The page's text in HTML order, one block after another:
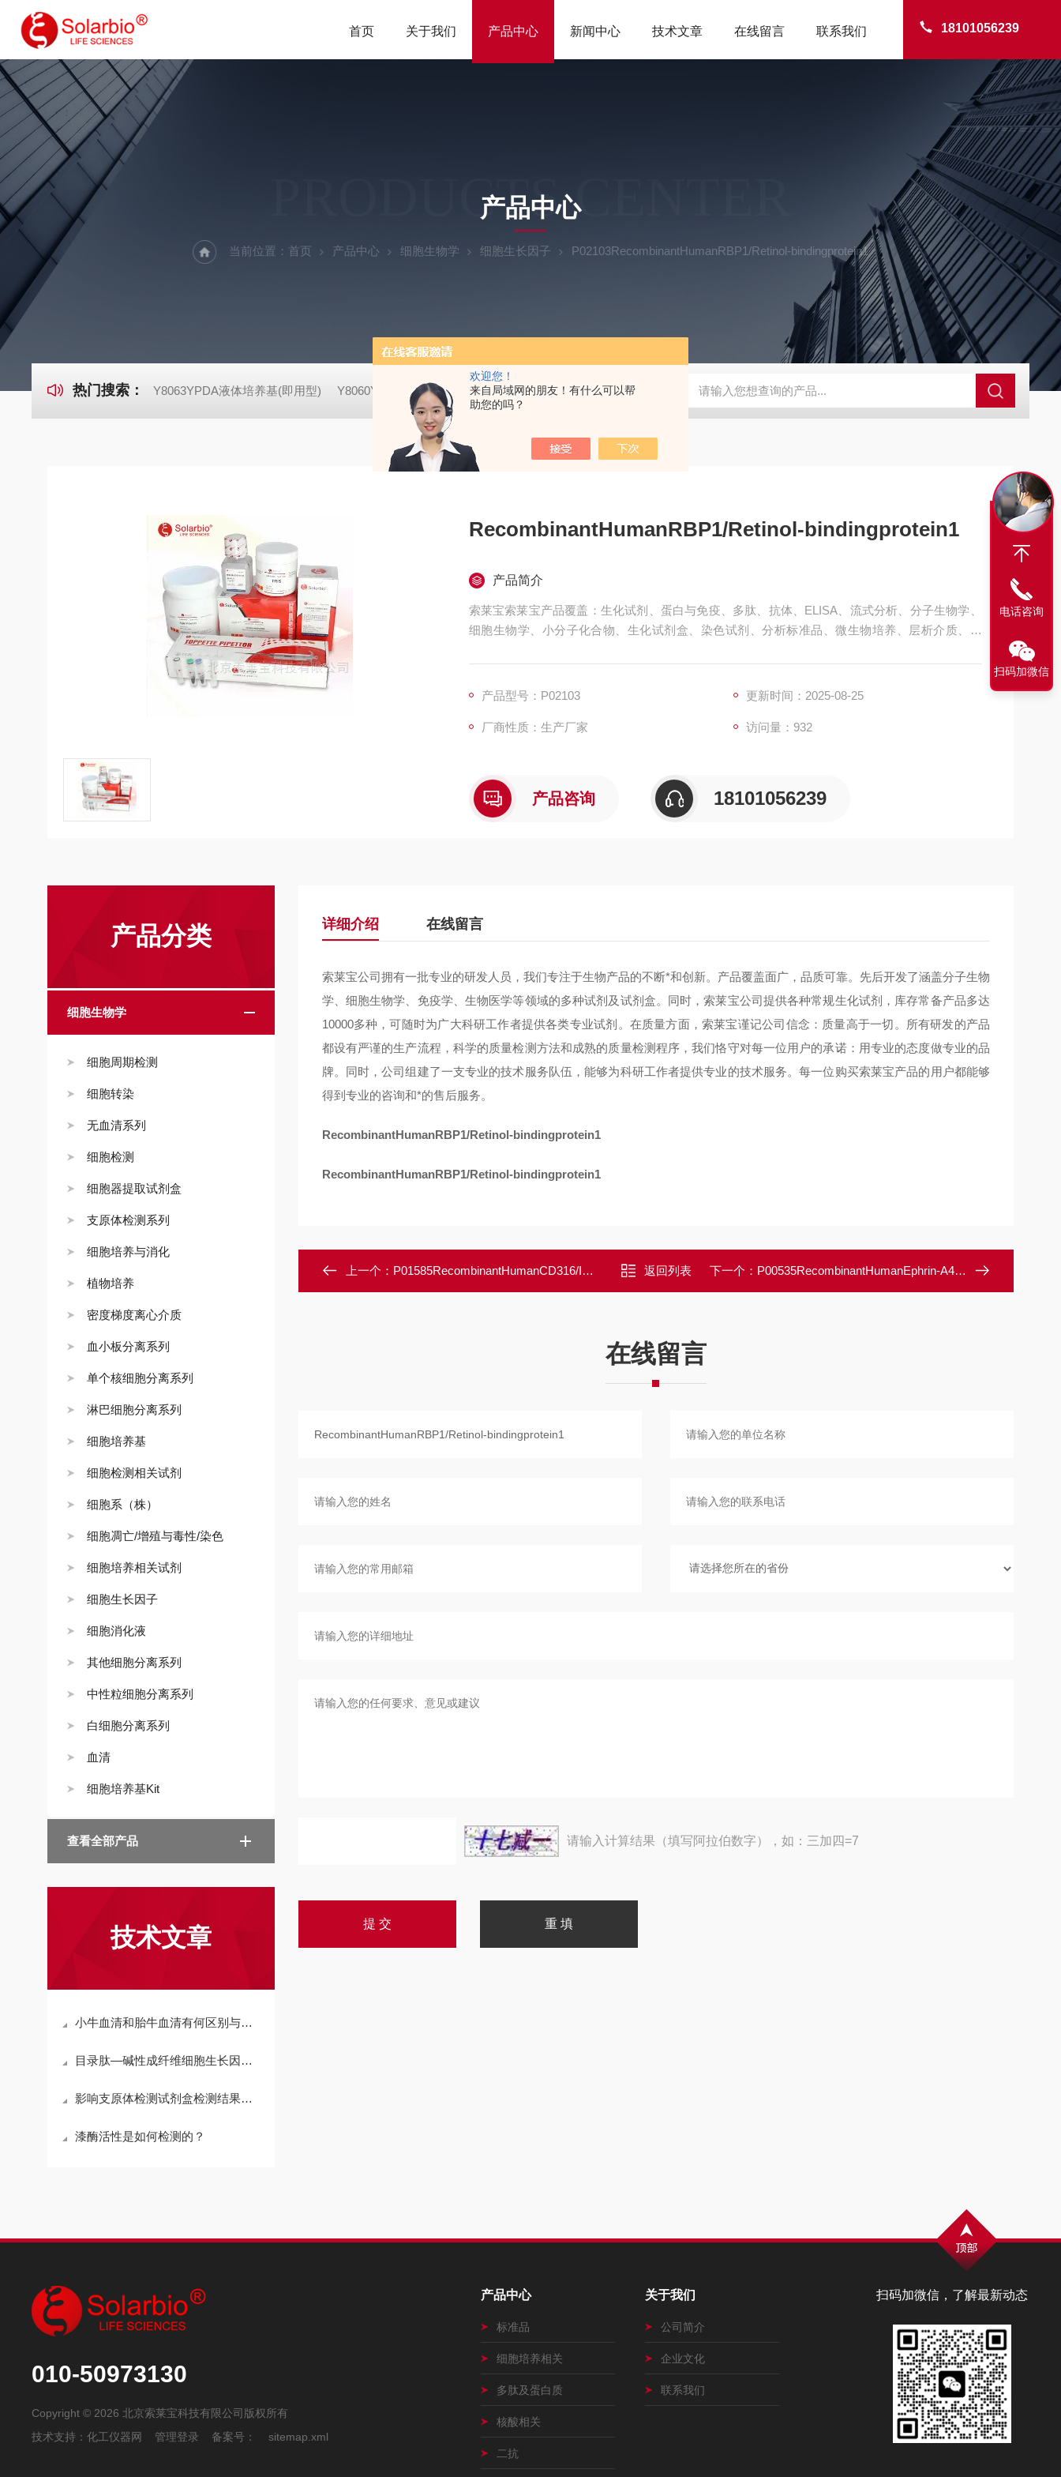
欢迎您！
来自局域网的朋友！有什么可以帮
助您的吗？
18101056239
首页 关于我们 产品中心 新闻中心 技术文章 在线留言 联系我们
PRODUCTS CENTER
产品中心
当前位置： 首页 产品中心 细胞生物学 细胞生长因子 P02103RecombinantHumanRBP1/Retinol-bindingprotein1
热门搜索： Y8063YPDA液体培养基(即用型) Y8060YPDA培养基 G1340Masson三色染色试剂盒 X8200二甲酚橙 63721-83-5 SALK0012SolarFluor680抗体标记试剂盒 G1064
RecombinantHumanRBP1/Retinol-bindingprotein1
产品简介
索莱宝索莱宝产品覆盖：生化试剂、蛋白与免疫、多肽、抗体、ELISA、流式分析、分子生物学、
细胞生物学、小分子化合物、生化试剂盒、染色试剂、分析标准品、微生物培养、层析介质、磁
产品型号：P02103 更新时间：2025-08-25
厂商性质：生产厂家 访问量：932
产品咨询 18101056239
产品分类
细胞生物学
细胞周期检测
细胞转染
无血清系列
细胞检测
细胞器提取试剂盒
支原体检测系列
细胞培养与消化
植物培养
密度梯度离心介质
血小板分离系列
单个核细胞分离系列
淋巴细胞分离系列
细胞培养基
细胞检测相关试剂
细胞系（株）
细胞凋亡/增殖与毒性/染色
细胞培养相关试剂
细胞生长因子
细胞消化液
其他细胞分离系列
中性粒细胞分离系列
白细胞分离系列
血清
细胞培养基Kit
查看全部产品
技术文章
小牛血清和胎牛血清有何区别与注意事项?
目录肽—碱性成纤维细胞生长因子(119-126)
影响支原体检测试剂盒检测结果准确性的因素有哪些？
漆酶活性是如何检测的？
详细介绍 在线留言
索莱宝公司拥有一批专业的研发人员，我们专注于生物产品的不断*和创新。产品覆盖面广，品质可靠。先后开发了涵盖分子生物
学、细胞生物学、免疫学、生物医学等领域的多种试剂及试剂盒。同时，索莱宝公司提供各种常规生化试剂，库存常备产品多达
10000多种，可随时为广大科研工作者提供各类专业试剂。在质量方面，索莱宝谨记公司信念：质量高于一切。所有研发的产品
都设有严谨的生产流程，科学的质量检测方法和成熟的质量检测程序，我们恪守对每一位用户的承诺：用专业的态度做专业的品
牌。同时，公司组建了一支专业的技术服务队伍，能够为科研工作者提供专业的技术服务。每一位购买索莱宝产品的用户都能够
得到专业的咨询和*的售后服务。
RecombinantHumanRBP1/Retinol-bindingprotein1
RecombinantHumanRBP1/Retinol-bindingprotein1
上一个： P01585RecombinantHumanCD316/IGSF8 返回列表 下一个： P00535RecombinantHumanEphrin-A4/EFNA4
在线留言
请输入计算结果（填写阿拉伯数字），如：三加四=7
扫码加微信，了解最新动态
010-50973130
Copyright © 2026 北京索莱宝科技有限公司版权所有
技术支持：化工仪器网 管理登录 备案号： sitemap.xml
产品中心
标准品
细胞培养相关
多肽及蛋白质
核酸相关
二抗
关于我们
公司简介
企业文化
联系我们
电话咨询
扫码加微信